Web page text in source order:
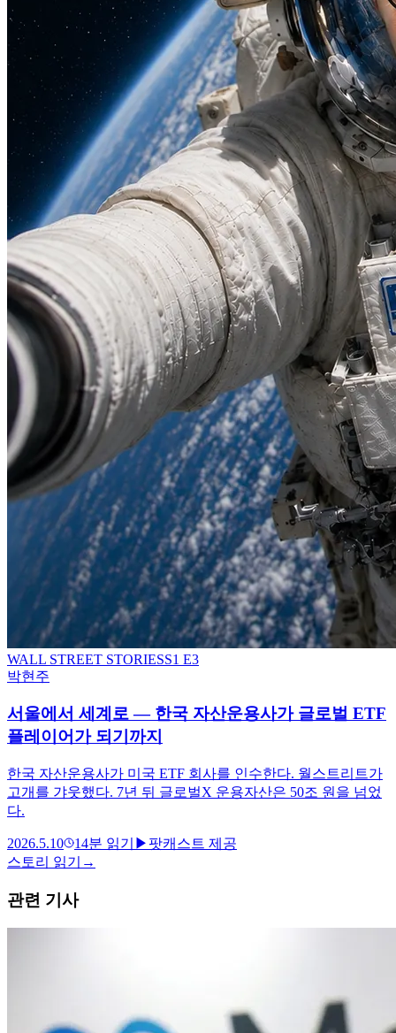
WALL STREET STORIESS1 E3
박현주
서울에서 세계로 — 한국 자산운용사가 글로벌 ETF
플레이어가 되기까지
한국 자산운용사가 미국 ETF 회사를 인수한다. 월스트리트가
고개를 갸웃했다. 7년 뒤 글로벌X 운용자산은 50조 원을 넘었
다.
2026.5.10 14분 읽기 ▶ 팟캐스트 제공
스토리 읽기 →
관련 기사